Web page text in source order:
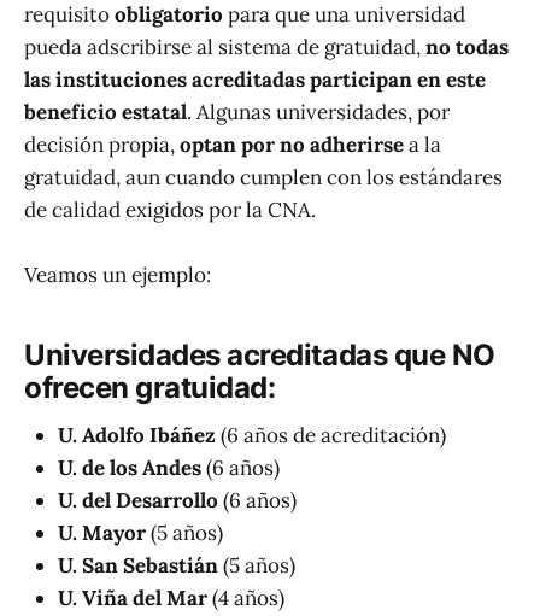
requisitoobligatorio para que una universidad
pueda adscribirse al sistema de gratuidad,no todas
las instituciones acreditadas participan en este
beneficio estatal. Algunas universidades, por
decisión propia,optan por no adherirsea la
gratuidad, aun cuando cumplen con los estándares
de calidad exigidos por la CNA.
Veamos un ejemplo:
Universidades acreditadas que NO
ofrecen gratuidad:
U. Adolfo Ibáñez(6 años de acreditación)
U. de los Andes(6 años)
U. del Desarrollo (6 años)
U. Mayor(5 años)
U. San Sebastián(5 años)
U. Viña del Mar(4 años)